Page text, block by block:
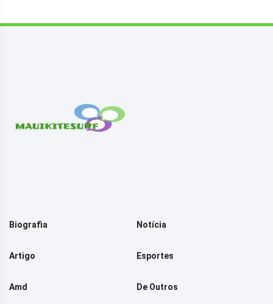
Biografia Notícia
Artigo Esportes
Amd De Outros